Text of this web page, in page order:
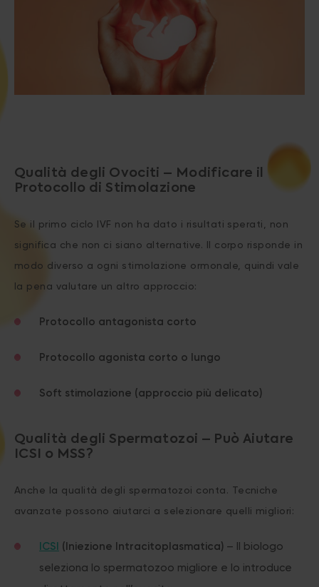
Qualità degli Ovociti – Modificare il
Protocollo di Stimolazione
Se il primo ciclo IVF non ha dato i risultati sperati, non
significa che non ci siano alternative. Il corpo risponde in
modo diverso a ogni stimolazione ormonale, quindi vale
la pena valutare un altro approccio:
Protocollo antagonista corto
Protocollo agonista corto o lungo
Soft stimolazione (approccio più delicato)
Qualità degli Spermatozoi – Può Aiutare
ICSI o MSS?
Anche la qualità degli spermatozoi conta. Tecniche
avanzate possono aiutarci a selezionare quelli migliori:
ICSI (Iniezione Intracitoplasmatica) – Il biologo
seleziona lo spermatozoo migliore e lo introduce